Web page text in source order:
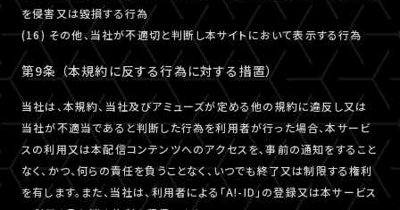
を侵害又は毀損する行為
(16) その他、当社が不適切と判断し本サイトにおいて表示する行為
第9条 （本規約に反する行為に対する措置）
当社は、本規約、当社及びアミューズが定める他の規約に違反し又は
当社が不適当であると判断した行為を利用者が行った場合、本サービ
スの利用又は本配信コンテンツへのアクセスを、事前の通知をすること
なく、かつ、何らの責任を負うことなく、いつでも終了又は制限する権利
を有します。また、当社は、利用者による「A!-ID」の登録又は本サービス